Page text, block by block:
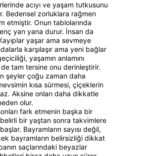
acıyı ve yaşam tutkusunu
Bedensel zorluklara rağmen
etmiştir. Onun tablolarında
yan yana durur. İnsan da
yaşar ama sevmeye
karşılaşır ama yeni bağlar
yaşamın anlamını
tam tersine onu derinleştirir.
şeyler çoğu zaman daha
kısa sürmesi, çiçeklerin
Aksine onları daha dikkatle
olur.
fark etmenin başka bir
bir yaştan sonra takvimlere
Bayramların sayısı değil,
bayramların belirsizliği dikkat
saçlarındaki beyazlar